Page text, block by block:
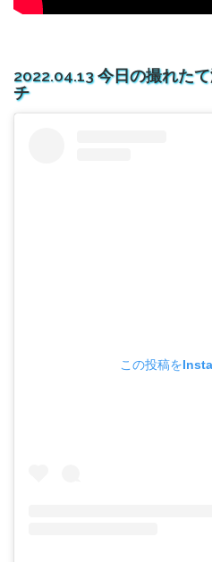
2022.04.13 今日の撮れた
チ
この投稿を